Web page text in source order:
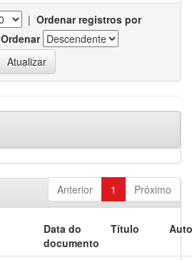
| Ordenar registros por
Ordenar
Anterior 1 Próximo
Data do
documento
Título